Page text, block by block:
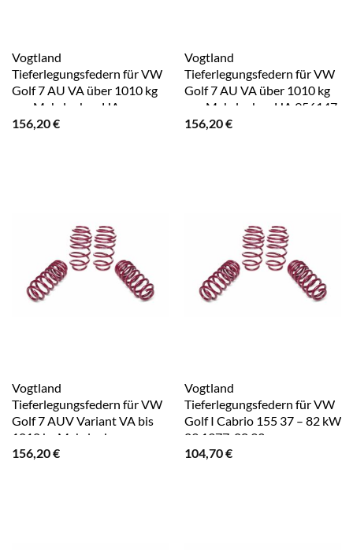
Vogtland
Tieferlegungsfedern für VW
Golf 7 AU VA über 1010 kg
nur Mehrlenker-HA
156,20€
Vogtland
Tieferlegungsfedern für VW
Golf 7 AU VA über 1010 kg
nur Mehrlenker-HA 956147
156,20€
Vogtland
Tieferlegungsfedern für VW
Golf 7 AUV Variant VA bis
1010 kg Mehrlenker
156,20€
Vogtland
Tieferlegungsfedern für VW
Golf I Cabrio 155 37 – 82 kW
09.1977-08.93
104,70€